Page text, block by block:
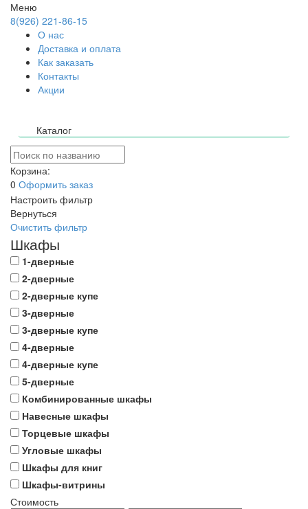
Меню
8(926) 221-86-15
О нас
Доставка и оплата
Как заказать
Контакты
Акции
Каталог
Корзина:
0 Оформить заказ
Настроить фильтр
Вернуться
Очистить фильтр
Шкафы
1-дверные
2-дверные
2-дверные купе
3-дверные
3-дверные купе
4-дверные
4-дверные купе
5-дверные
Комбинированные шкафы
Навесные шкафы
Торцевые шкафы
Угловые шкафы
Шкафы для книг
Шкафы-витрины
Стоимость